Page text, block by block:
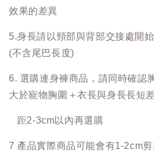
效果的差異
5.身長請以頸部與背部交接處開
(不含尾巴長度)
6. 選購連身褲商品，請同時確認
大於寵物胸圍＋衣長與身長長短
距2-3cm以內再選購
7 產品實際商品可能會有1-2cm